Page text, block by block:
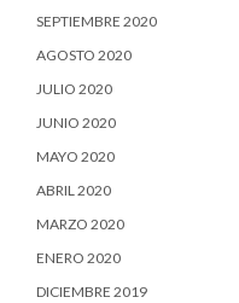
SEPTIEMBRE 2020
AGOSTO 2020
JULIO 2020
JUNIO 2020
MAYO 2020
ABRIL 2020
MARZO 2020
ENERO 2020
DICIEMBRE 2019